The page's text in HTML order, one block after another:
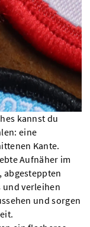
kannst du
eine
Kante.
Aufnäher im
abgesteppten
und verleihen
und sorgen